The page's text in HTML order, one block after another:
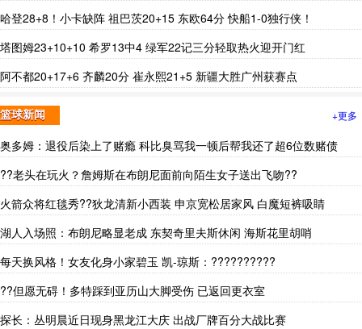
哈登28+8！小卡缺阵 祖巴茨20+15 东欧64分 快船1-0独行侠！
塔图姆23+10+10 希罗13中4 绿军22记三分轻取热火迎开门红
阿不都20+17+6 齐麟20分 崔永熙21+5 新疆大胜广州获赛点
篮球新闻 +更多
奥多姆：退役后染上了赌瘾 科比臭骂我一顿后帮我还了超6位数赌债
??老头在玩火？詹姆斯在布朗尼面前向陌生女子送出飞吻??
火箭众将红毯秀??狄龙清新小西装 申京宽松居家风 白魔短裤吸睛
湖人入场照：布朗尼略显老成 东契奇里夫斯休闲 海斯花里胡哨
每天换风格！女友化身小家碧玉 凯-琼斯：??????????
??但愿无碍！多特踩到亚历山大脚受伤 已返回更衣室
探长：丛明晨近日现身黑龙江大庆 出战厂牌百分大战比赛